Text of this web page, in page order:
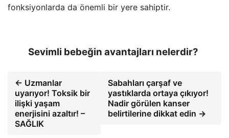
fonksiyonlarda da önemli bir yere sahiptir.
Sevimli bebeğin avantajları nelerdir?
← Uzmanlar
uyarıyor! Toksik bir
ilişki yaşam
enerjisini azaltır! –
SAĞLIK
Sabahları çarşaf ve
yastıklarda ortaya çıkıyor!
Nadir görülen kanser
belirtilerine dikkat edin →